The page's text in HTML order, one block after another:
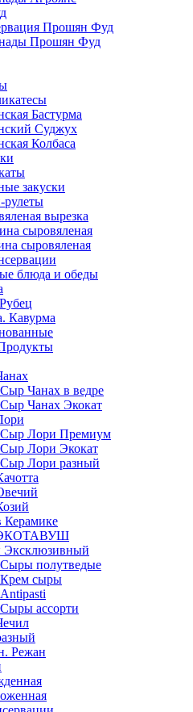
Прошян Фуд
Прошян Фуд
Бастурма
Суджух
Колбаса
закуски
вырезка
сыровяленая
сыровяленая
блюда и обеды
Кавурма
Сыр Чанах в ведре
Сыр Чанах Экокат
Сыр Лори Премиум
Сыр Лори Экокат
Сыр Лори разный
Сыры полутведые
Крем сыры
Antipasti
Сыры ассорти
Режан